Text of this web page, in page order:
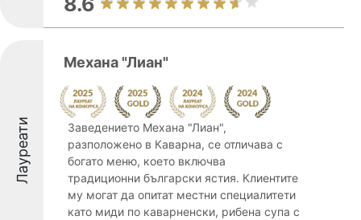
Лауреати
Механа "Лиан"
Заведението Механа "Лиан",
разположено в Каварна, се отличава с
богато меню, което включва
традиционни български ястия. Клиентите
му могат да опитат местни специалитети
като миди по каварненски, рибена супа с